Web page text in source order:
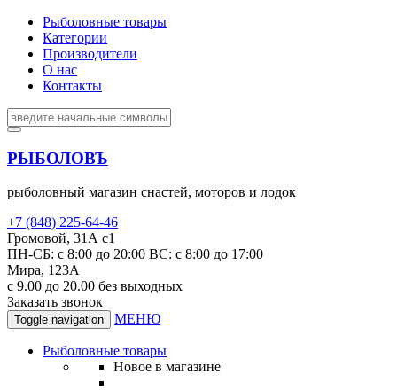
Рыболовные товары
Категории
Производители
О нас
Контакты
РЫБОЛОВЪ
рыболовный магазин снастей, моторов и лодок
+7 (848) 225-64-46
Громовой, 31А с1
ПН-СБ: с 8:00 до 20:00 ВС: с 8:00 до 17:00
Мира, 123А
с 9.00 до 20.00 без выходных
Заказать звонок
Toggle navigation МЕНЮ
Рыболовные товары
Новое в магазине